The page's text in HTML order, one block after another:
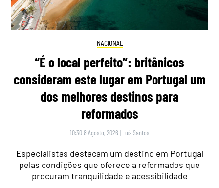
NACIONAL
“É o local perfeito”: britânicos
consideram este lugar em Portugal um
dos melhores destinos para
reformados
10:30 8 Agosto, 2026 | Luís Santos
Especialistas destacam um destino em Portugal
pelas condições que oferece a reformados que
procuram tranquilidade e acessibilidade